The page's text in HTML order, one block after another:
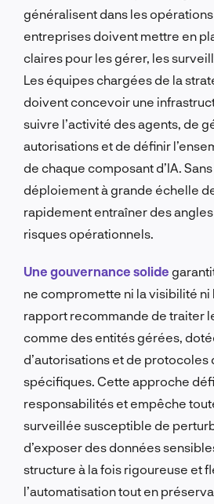
généralisent dans les
entreprises doivent mettre en
claires pour les gérer, les
Les équipes chargées de la
doivent concevoir une
suivre l’activité des agents, de
autorisations et de définir
de chaque composant d’IA.
déploiement à grande échelle
rapidement entraîner des
risques opérationnels.
Une gouvernance solide
ne compromette ni la visibilité ni
rapport recommande de traiter
comme des entités gérées,
d’autorisations et de protocoles
spécifiques. Cette approche
responsabilités et empêche
surveillée susceptible de
d’exposer des données
structure à la fois rigoureuse et
l’automatisation tout en